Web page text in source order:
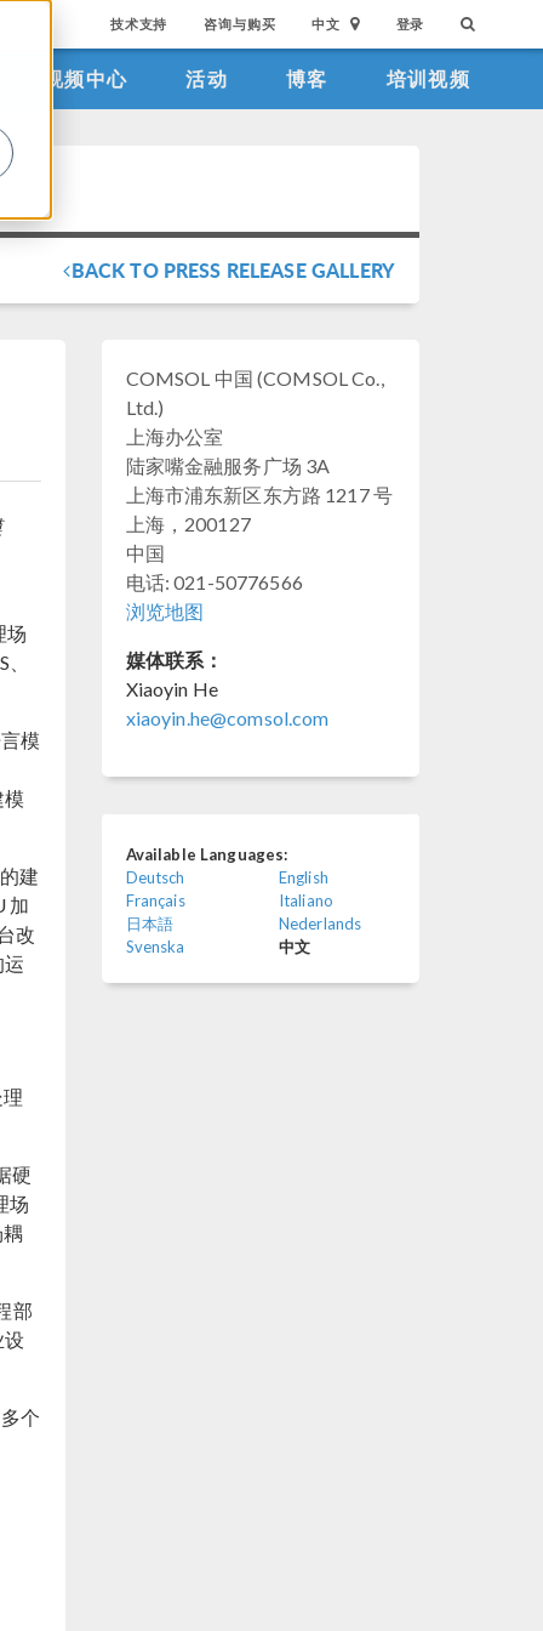
技术支持 咨询与购买 中文 登录
视频中心 活动 博客 培训视频
BACK TO PRESS RELEASE GALLERY
场
模
建
加
改
硬
场
部
个
COMSOL 中国 (COMSOL Co.,
Ltd.)
上海办公室
陆家嘴金融服务广场 3A
上海市浦东新区东方路 1217 号
上海，200127
中国
电话: 021-50776566
浏览地图
媒体联系：
Xiaoyin He
xiaoyin.he@comsol.com
Available Languages:
Deutsch
English
Français
Italiano
日本語
Nederlands
Svenska
中文